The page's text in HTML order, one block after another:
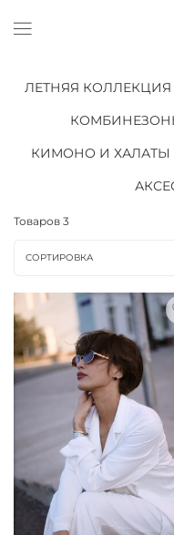
ЛЕТНЯЯ КОЛЛЕКЦИЯ
КИМОНО И ХАЛАТЫ
Товаров 3
СОРТИРОВКА